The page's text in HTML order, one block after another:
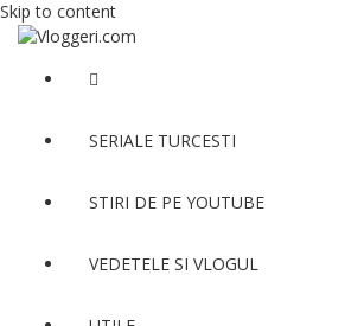
Skip to content
SERIALE TURCESTI
STIRI DE PE YOUTUBE
VEDETELE SI VLOGUL